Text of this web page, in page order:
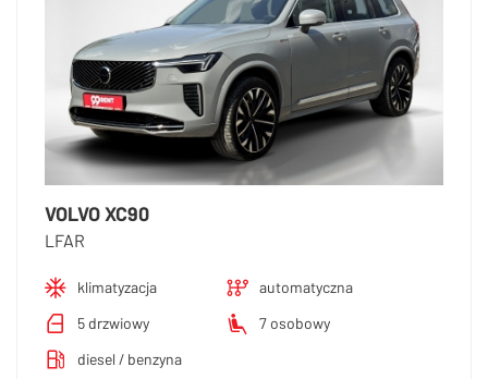
VOLVO XC90
LFAR
klimatyzacja
automatyczna
5 drzwiowy
7 osobowy
diesel / benzyna